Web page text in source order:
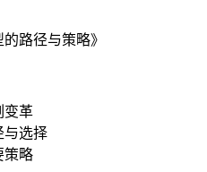
路径与策略》
变革
与选择
策略